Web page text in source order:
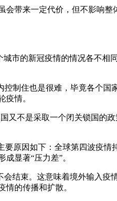
会带来一定代价，但不影响
市的新冠疫情的情况各不相
制住也是很难，毕竟各个国
疫情。
又不是采取一个闭关锁国的
原因如下：全球第四波疫情
显著“压力差”。
结束。这意味着境外输入疫
的传播和扩散。